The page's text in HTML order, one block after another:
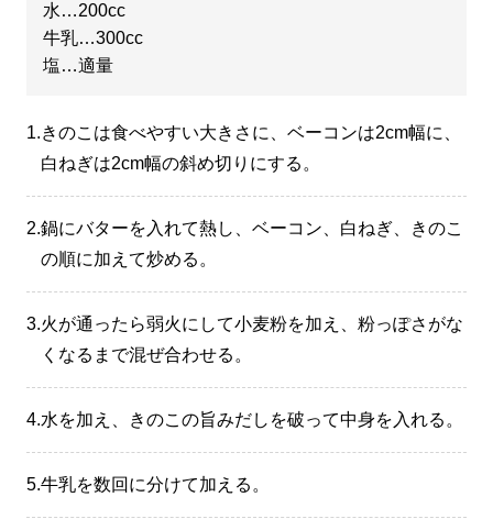
水…200cc
牛乳…300cc
塩…適量
1.きのこは食べやすい大きさに、ベーコンは2cm幅に、
白ねぎは2cm幅の斜め切りにする。
2.鍋にバターを入れて熱し、ベーコン、白ねぎ、きのこ
の順に加えて炒める。
3.火が通ったら弱火にして小麦粉を加え、粉っぽさがな
くなるまで混ぜ合わせる。
4.水を加え、きのこの旨みだしを破って中身を入れる。
5.牛乳を数回に分けて加える。